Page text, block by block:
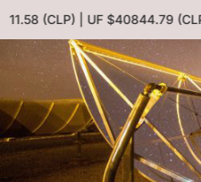
(CLP) | UF $40844.79